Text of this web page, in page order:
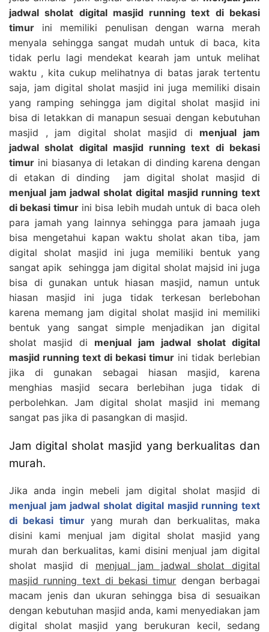
jadwal sholat digital masjid running text di bekasi
timur ini memiliki penulisan dengan warna merah
menyala sehingga sangat mudah untuk di baca, kita
tidak perlu lagi mendekat kearah jam untuk melihat
waktu , kita cukup melihatnya di batas jarak tertentu
saja, jam digital sholat masjid ini juga memiliki disain
yang ramping sehingga jam digital sholat masjid ini
bisa di letakkan di manapun sesuai dengan kebutuhan
masjid , jam digital sholat masjid di menjual jam
jadwal sholat digital masjid running text di bekasi
timur ini biasanya di letakan di dinding karena dengan
di etakan di dinding jam digital sholat masjid di
menjual jam jadwal sholat digital masjid running text
di bekasi timurini bisa lebih mudah untuk di baca oleh
para jamah yang lainnya sehingga para jamaah juga
bisa mengetahui kapan waktu sholat akan tiba, jam
digital sholat masjid ini juga memiliki bentuk yang
sangat apik sehingga jam digital sholat majsid ini juga
bisa di gunakan untuk hiasan masjid, namun untuk
hiasan masjid ini juga tidak terkesan berlebohan
karena memang jam digital sholat masjid ini memiliki
bentuk yang sangat simple menjadikan jan digital
sholat masjid di menjual jam jadwal sholat digital
masjid running text di bekasi timur ini tidak berlebian
jika di gunakan sebagai hiasan masjid, karena
menghias masjid secara berlebihan juga tidak di
perbolehkan. Jam digital sholat masjid ini memang
sangat pas jika di pasangkan di masjid.
Jam digital sholat masjid yang berkualitas dan
murah.
Jika anda ingin mebeli jam digital sholat masjid di
menjual jam jadwal sholat digital masjid running text
di bekasi timuryang murah dan berkualitas, maka
disini kami menjual jam digital sholat masjid yang
murah dan berkualitas, kami disini menjual jam digital
sholat masjid di menjual jam jadwal sholat digital
masjid running text di bekasi timur dengan berbagai
macam jenis dan ukuran sehingga bisa di sesuaikan
dengan kebutuhan masjid anda, kami menyediakan jam
digital sholat masjid yang berukuran kecil, sedang